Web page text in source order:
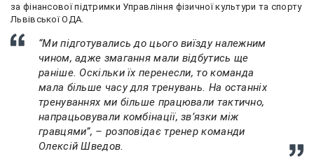
за фінансової підтримки Управління фізичної культури та спорту
Львівської ОДА.
“Ми підготувались до цього виїзду належним
чином, адже змагання мали відбутись ще
раніше. Оскільки їх перенесли, то команда
мала більше часу для тренувань. На останніх
тренуваннях ми більше працювали тактично,
напрацьовували комбінації, зв’язки між
гравцями”, – розповідає тренер команди
Олексій Шведов.